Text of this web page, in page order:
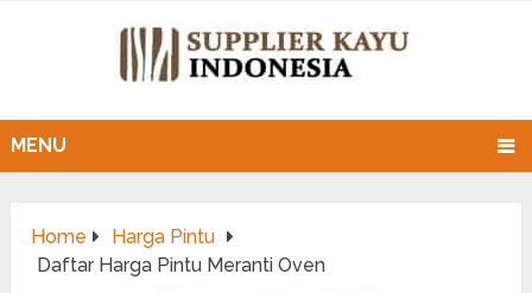
MENU
Home
Harga Pintu
Daftar Harga Pintu Meranti Oven